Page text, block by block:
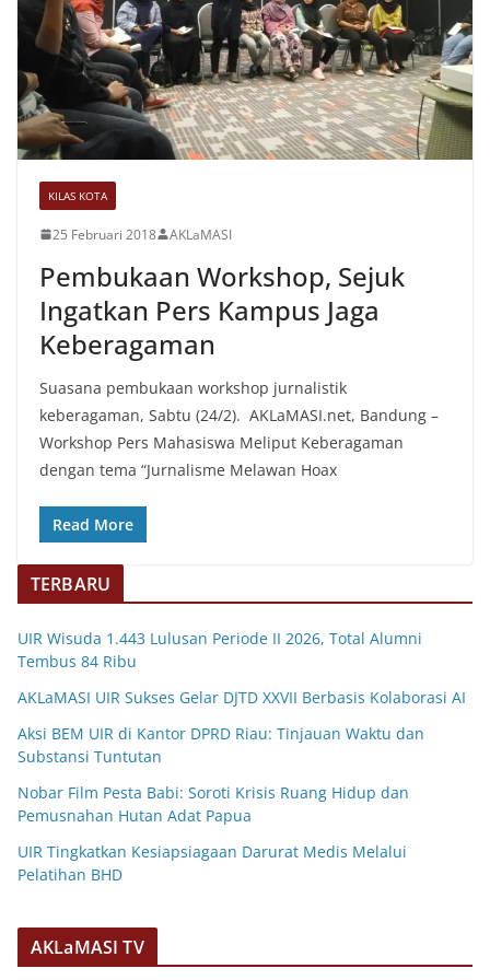
KILAS KOTA
25 Februari 2018 AKLaMASI
Pembukaan Workshop, Sejuk
Ingatkan Pers Kampus Jaga
Keberagaman
Suasana pembukaan workshop jurnalistik
keberagaman, Sabtu (24/2). AKLaMASI.net, Bandung –
Workshop Pers Mahasiswa Meliput Keberagaman
dengan tema “Jurnalisme Melawan Hoax
Read More
TERBARU
UIR Wisuda 1.443 Lulusan Periode II 2026, Total Alumni
Tembus 84 Ribu
AKLaMASI UIR Sukses Gelar DJTD XXVII Berbasis Kolaborasi AI
Aksi BEM UIR di Kantor DPRD Riau: Tinjauan Waktu dan
Substansi Tuntutan
Nobar Film Pesta Babi: Soroti Krisis Ruang Hidup dan
Pemusnahan Hutan Adat Papua
UIR Tingkatkan Kesiapsiagaan Darurat Medis Melalui
Pelatihan BHD
AKLaMASI TV